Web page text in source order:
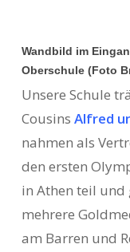
Wandbild im
Oberschule (Foto
Unsere Schule
Cousins Alfred
nahmen als
den ersten
in Athen teil
mehrere
am Barren und